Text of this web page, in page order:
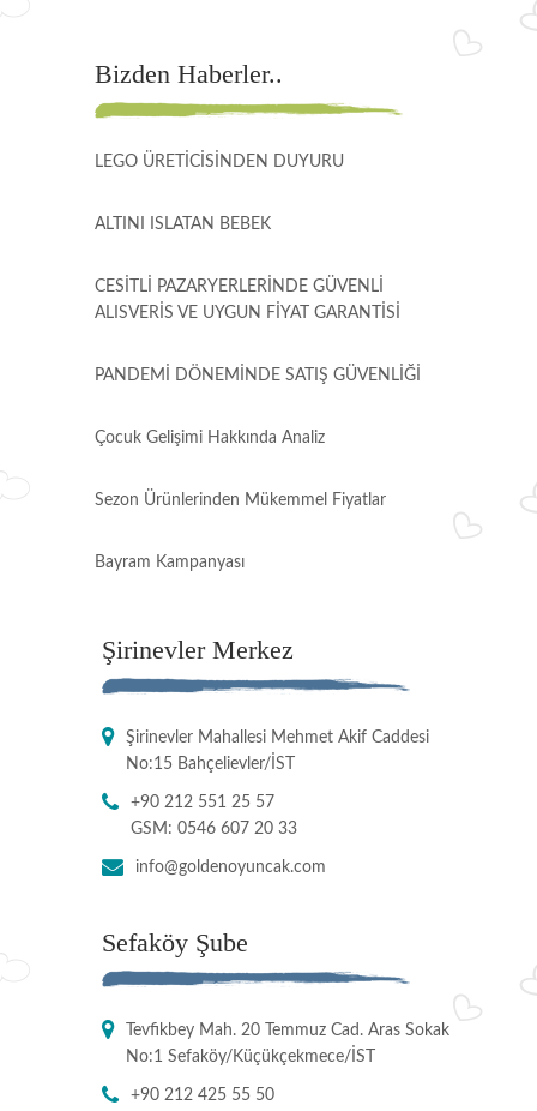
Bizden Haberler..
LEGO ÜRETİCİSİNDEN DUYURU
ALTINI ISLATAN BEBEK
CESİTLİ PAZARYERLERİNDE GÜVENLİ
ALISVERİS VE UYGUN FİYAT GARANTİSİ
PANDEMİ DÖNEMİNDE SATIŞ GÜVENLİĞİ
Çocuk Gelişimi Hakkında Analiz
Sezon Ürünlerinden Mükemmel Fiyatlar
Bayram Kampanyası
Şirinevler Merkez
Şirinevler Mahallesi Mehmet Akif Caddesi
No:15 Bahçelievler/İST
+90 212 551 25 57
GSM: 0546 607 20 33
info@goldenoyuncak.com
Sefaköy Şube
Tevfikbey Mah. 20 Temmuz Cad. Aras Sokak
No:1 Sefaköy/Küçükçekmece/İST
+90 212 425 55 50